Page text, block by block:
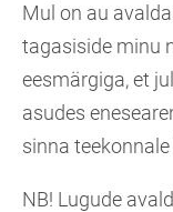
Mul on au
tagasiside minu
eesmärgiga, et
asudes
sinna
NB! Lugude